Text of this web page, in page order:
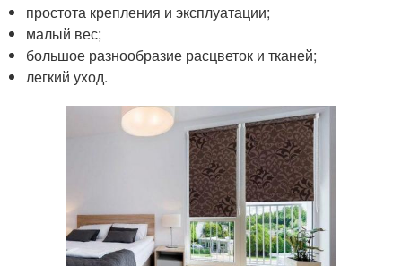
простота крепления и эксплуатации;
малый вес;
большое разнообразие расцветок и тканей;
легкий уход.